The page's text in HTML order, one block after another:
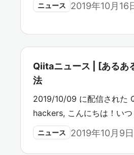
ニュース 2019年10月16
Qiitaニュース | [あるあ
法
2019/10/09 に配信された
hackers, こんにちは！い
ニュース 2019年10月9日